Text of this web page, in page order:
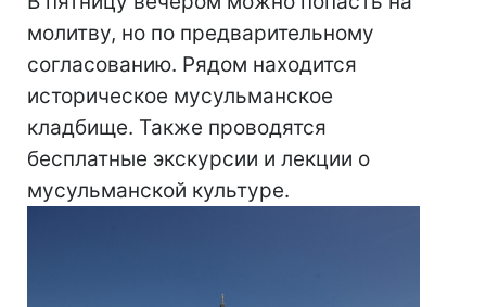
молитву, но по предварительному
согласованию. Рядом находится
историческое мусульманское
кладбище. Также проводятся
бесплатные экскурсии и лекции о
мусульманской культуре.